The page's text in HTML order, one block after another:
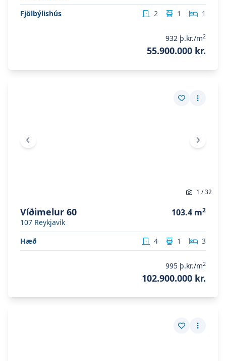
Fjölbýlishús 2 1 1
932 þ.kr./m2
55.900.000 kr.
Vista eign
Fleiri
Fyrri mynd Næsta
1 /32
Víðimelur 60
107 Reykjavík
103.4 m2
Hæð 4 1 3
995 þ.kr./m2
102.900.000 kr.
Vista eign
Fleiri